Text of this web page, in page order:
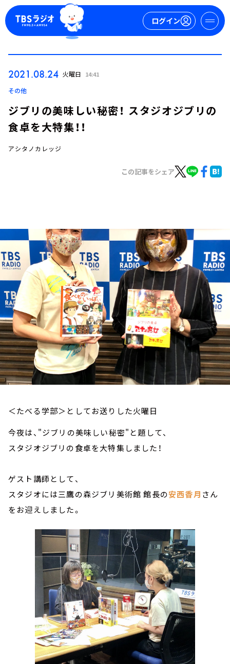
ログイン
お知らせ
イベント・グッズ
YouTube
会社情報
2021.08.24 火曜日 14:41
その他
ジブリの美味しい秘密！ スタジオジブリの
食卓を大特集！！
アシタノカレッジ
この記事をシェア
＜たべる学部＞としてお送りした火曜日
今夜は、"ジブリの美味しい秘密"と題して、
スタジオジブリの食卓を大特集しました！
ゲスト講師として、
スタジオには三鷹の森ジブリ美術館 館長の安西香月 さん
をお迎えしました。